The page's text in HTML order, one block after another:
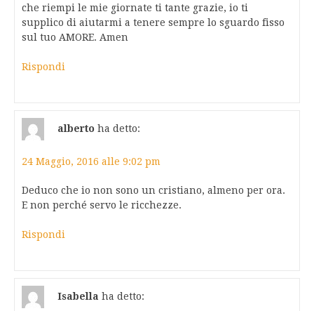
che riempi le mie giornate ti tante grazie, io ti
supplico di aiutarmi a tenere sempre lo sguardo fisso
sul tuo AMORE. Amen
Rispondi
alberto ha detto:
24 Maggio, 2016 alle 9:02 pm
Deduco che io non sono un cristiano, almeno per ora.
E non perché servo le ricchezze.
Rispondi
Isabella ha detto: